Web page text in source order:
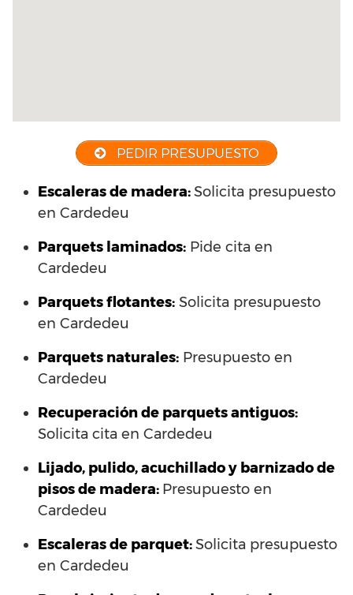
PEDIR PRESUPUESTO
Escaleras de madera:Solicita presupuesto
en Cardedeu
Parquets laminados: Pide cita en
Cardedeu
Parquets flotantes: Solicita presupuesto
en Cardedeu
Parquets naturales: Presupuesto en
Cardedeu
Recuperación de parquets antiguos:
Solicita cita en Cardedeu
Lijado, pulido, acuchillado y barnizado de
pisos de madera: Presupuesto en
Cardedeu
Escaleras de parquet:Solicita presupuesto
en Cardedeu